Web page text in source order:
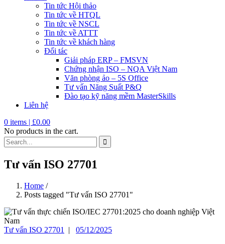
Tin tức Hội thảo
Tin tức về HTQL
Tin tức về NSCL
Tin tức về ATTT
Tin tức về khách hàng
Đối tác
Giải pháp ERP – FMSVN
Chứng nhận ISO – NQA Việt Nam
Văn phòng ảo – 5S Office
Tư vấn Năng Suất P&Q
Đào tạo kỹ năng mềm MasterSkills
Liên hệ
0 items | £0.00
No products in the cart.
Tư vấn ISO 27701
Home /
Posts tagged "Tư vấn ISO 27701"
Tư vấn ISO 27701 | 05/12/2025